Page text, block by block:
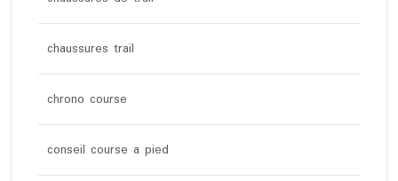
chaussures trail
chrono course
conseil course a pied